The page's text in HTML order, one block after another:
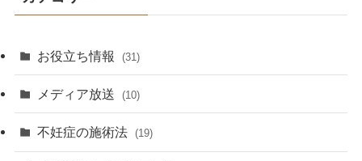
お役立ち情報 (31)
メディア放送 (10)
不妊症の施術法 (19)